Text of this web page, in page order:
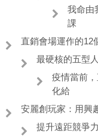
我命由
課
直銷會場運作的12
最硬核的五型
疫情當前，
化給
安麗創玩家：用興
提升遠距競爭